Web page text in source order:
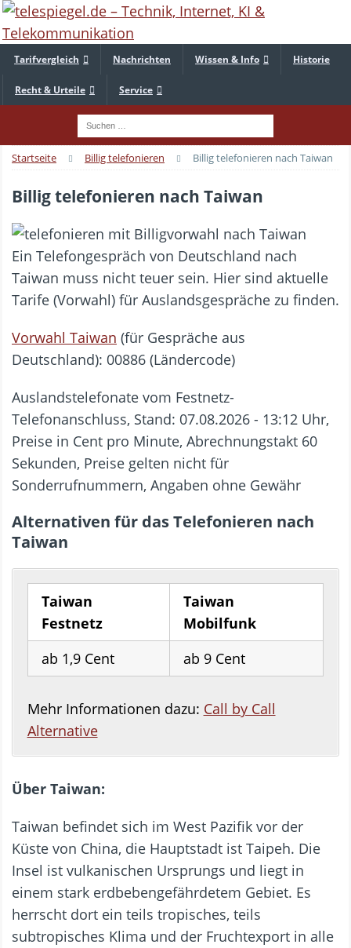
Tarifvergleich Nachrichten Wissen & Info Historie
Recht & Urteile Service
Startseite Billig telefonieren Billig telefonieren nach Taiwan
Billig telefonieren nach Taiwan
Ein Telefongespräch von Deutschland nach
Taiwan muss nicht teuer sein. Hier sind aktuelle
Tarife (Vorwahl) für Auslandsgespräche zu finden.
Vorwahl Taiwan (für Gespräche aus
Deutschland): 00886 (Ländercode)
Auslandstelefonate vom Festnetz-
Telefonanschluss, Stand: 07.08.2026 - 13:12 Uhr,
Preise in Cent pro Minute, Abrechnungstakt 60
Sekunden, Preise gelten nicht für
Sonderrufnummern, Angaben ohne Gewähr
Alternativen für das Telefonieren nach
Taiwan
Taiwan
Festnetz
Taiwan
Mobilfunk
ab 1,9 Cent
ab 9 Cent
Mehr Informationen dazu: Call by Call
Alternative
Über Taiwan:
Taiwan befindet sich im West Pazifik vor der
Küste von China, die Hauptstadt ist Taipeh. Die
Insel ist vulkanischen Ursprungs und liegt in
einem stark erdbebengefährdetem Gebiet. Es
herrscht dort ein teils tropisches, teils
subtropisches Klima und der Fruchtexport in alle